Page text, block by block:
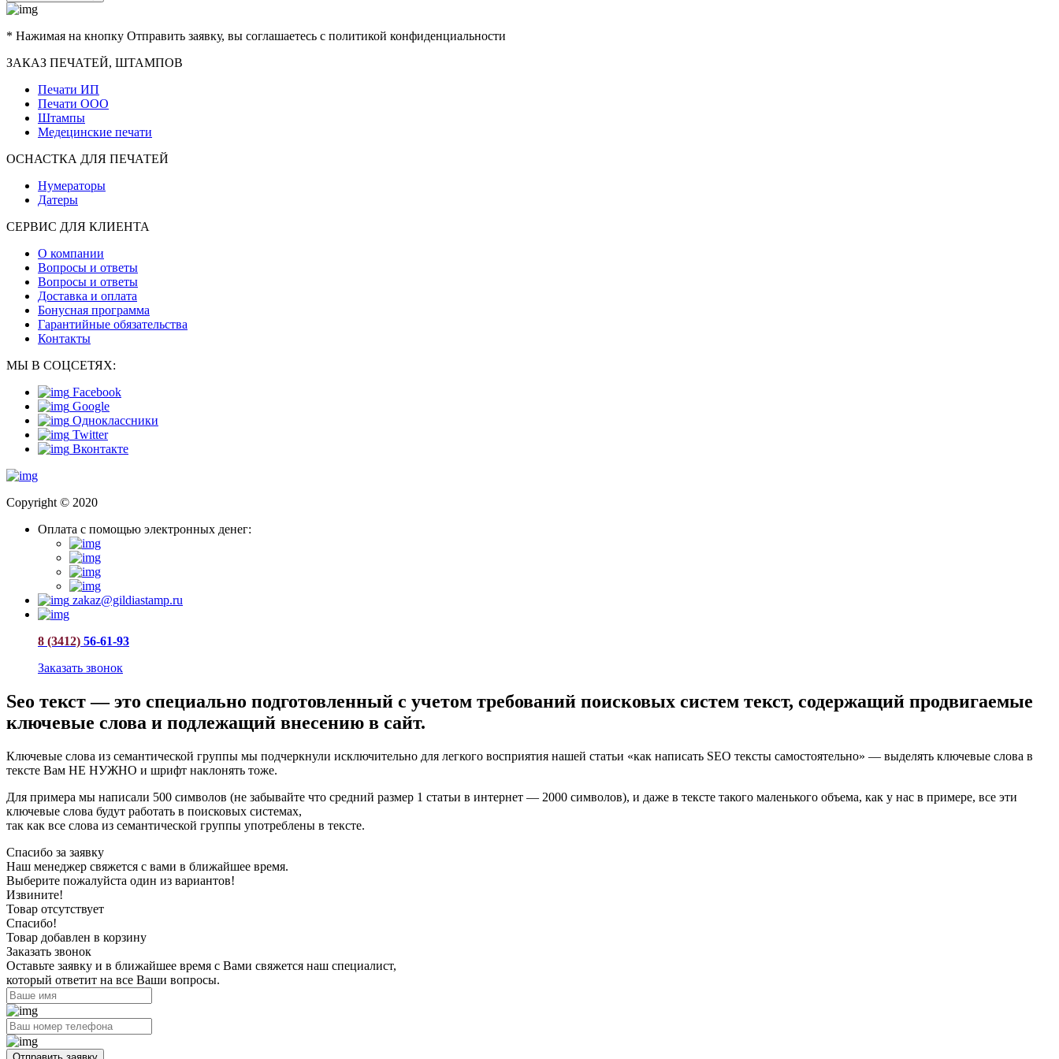
* Нажимая на кнопку Отправить заявку, вы соглашаетесь с политикой конфиденциальности
ЗАКАЗ ПЕЧАТЕЙ, ШТАМПОВ
Печати ИП
Печати ООО
Штампы
Медецинские печати
ОСНАСТКА ДЛЯ ПЕЧАТЕЙ
Нумераторы
Датеры
СЕРВИС ДЛЯ КЛИЕНТА
О компании
Вопросы и ответы
Вопросы и ответы
Доставка и оплата
Бонусная программа
Гарантийные обязательства
Контакты
МЫ В СОЦСЕТЯХ:
Facebook
Google
Одноклассники
Twitter
Вконтакте
Copyright © 2020
Оплата с помощью электронных денег:
zakaz@gildiastamp.ru
8 (3412) 56-61-93
Заказать звонок
Seo текст — это специально подготовленный с учетом требований поисковых систем текст, содержащий продвигаемые
ключевые слова и подлежащий внесению в сайт.
Ключевые слова из семантической группы мы подчеркнули исключительно для легкого восприятия нашей статьи «как написать SEO тексты самостоятельно» — выделять ключевые слова в
тексте Вам НЕ НУЖНО и шрифт наклонять тоже.
Для примера мы написали 500 символов (не забывайте что средний размер 1 статьи в интернет — 2000 символов), и даже в тексте такого маленького объема, как у нас в примере, все эти
ключевые слова будут работать в поисковых системах,
так как все слова из семантической группы употреблены в тексте.
Спасибо за заявку
Наш менеджер свяжется с вами в ближайшее время.
Выберите пожалуйста один из вариантов!
Извините!
Товар отсутствует
Спасибо!
Товар добавлен в корзину
Заказать звонок
Оставьте заявку и в ближайшее время с Вами свяжется наш специалист,
который ответит на все Ваши вопросы.